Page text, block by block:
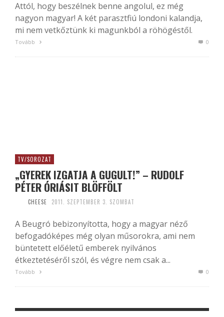
Attól, hogy beszélnek benne angolul, ez még
nagyon magyar! A két parasztfiú londoni kalandja,
mi nem vetkőztünk ki magunkból a röhögéstől.
Tovább 0
TV/SOROZAT
„GYEREK IZGATJA A GUGULT!” – RUDOLF
PÉTER ÓRIÁSIT BLÖFFÖLT
CHEESE 2011. SZEPTEMBER 3. SZOMBAT
A Beugró bebizonyította, hogy a magyar néző
befogadóképes még olyan műsorokra, ami nem
büntetett előéletű emberek nyilvános
étkeztetéséről szól, és végre nem csak a...
Tovább 0